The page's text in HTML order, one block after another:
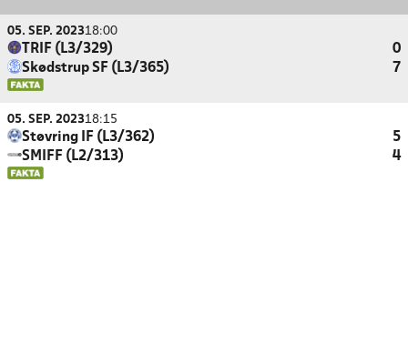
05. SEP. 202318:00
TRIF (L3/329)
0
Skødstrup SF (L3/365)
7
05. SEP. 202318:15
Støvring IF (L3/362)
5
SMIFF (L2/313)
4